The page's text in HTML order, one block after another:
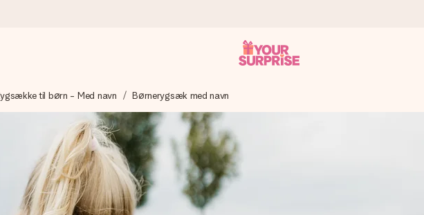
lynhurtigt – så du kan give den på det helt rette tidspunkt, når den betyder allermest.
4,7 på Google Reviews.
til børn - Med navn Børnerygsæk med navn